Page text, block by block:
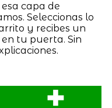
capa de
Seleccionas lo
y recibes un
tu puerta. Sin